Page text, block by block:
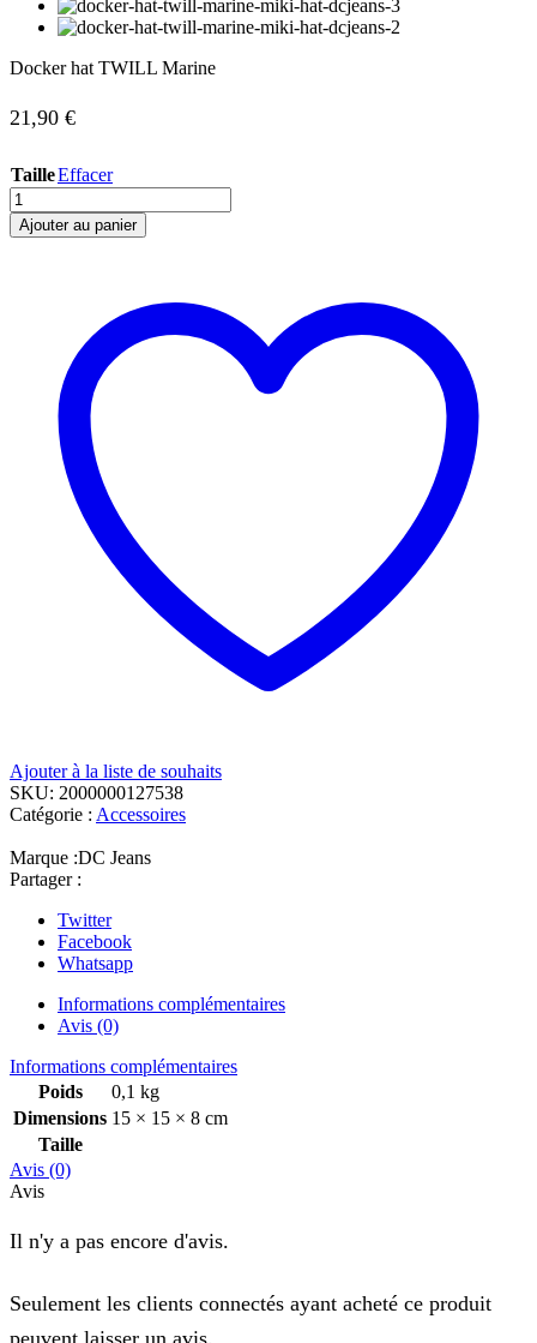
Docker hat TWILL Marine
21,90 €
TailleEffacer
quantité
de
Docker
Ajouter au panier
Ajouter à la liste de souhaits
SKU: 2000000127538
Catégorie : Accessoires
Marque :DC Jeans
Partager :
Twitter
Facebook
Whatsapp
Informations complémentaires
Avis (0)
Informations complémentaires
Poids
0,1 kg
Dimensions 15 × 15 × 8 cm
Taille
Avis (0)
Avis
Il n'y a pas encore d'avis.
Seulement les clients connectés ayant acheté ce produit
peuvent laisser un avis.